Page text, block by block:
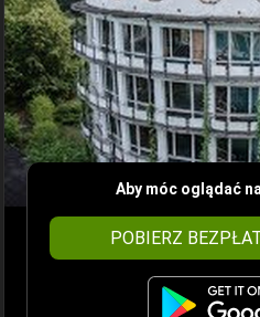
Aby móc oglądać
POBIERZ